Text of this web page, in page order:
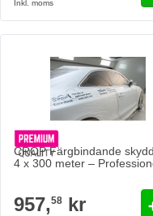
CROP Färgbindande
4 x 300 meter –
957,58kr